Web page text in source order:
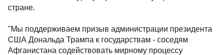
стране.
"Мы поддерживаем призыв администрации президента
США Дональда Трампа к государствам - соседям
Афганистана содействовать мирному процессу